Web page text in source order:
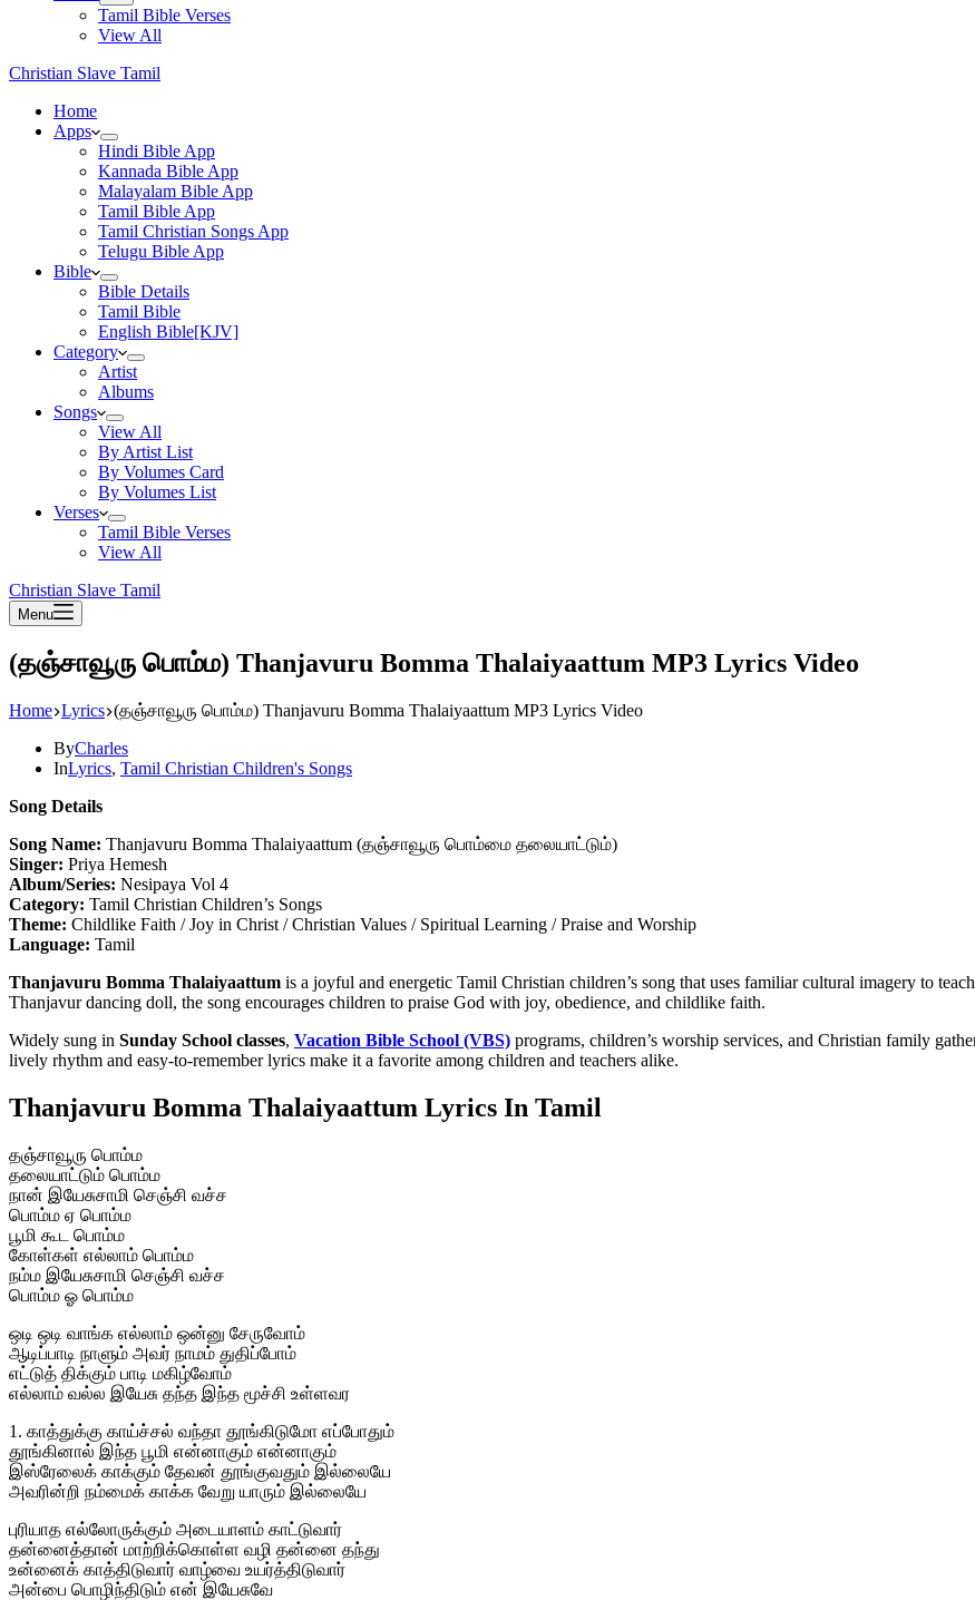
Tamil Bible Verses
View All
Christian Slave Tamil
Home
Apps
Hindi Bible App
Kannada Bible App
Malayalam Bible App
Tamil Bible App
Tamil Christian Songs App
Telugu Bible App
Bible
Bible Details
Tamil Bible
English Bible[KJV]
Category
Artist
Albums
Songs
View All
By Artist List
By Volumes Card
By Volumes List
Verses
Tamil Bible Verses
View All
Christian Slave Tamil
Menu
(தஞ்சாவூரு பொம்ம) Thanjavuru Bomma Thalaiyaattum MP3 Lyrics Video
Home Lyrics (தஞ்சாவூரு பொம்ம) Thanjavuru Bomma Thalaiyaattum MP3 Lyrics Video
ByCharles
InLyrics, Tamil Christian Children's Songs
Song Details
Song Name: Thanjavuru Bomma Thalaiyaattum (தஞ்சாவூரு பொம்மை தலையாட்டும்)
Singer: Priya Hemesh
Album/Series: Nesipaya Vol 4
Category: Tamil Christian Children’s Songs
Theme: Childlike Faith / Joy in Christ / Christian Values / Spiritual Learning / Praise and Worship
Language: Tamil
Thanjavuru Bomma Thalaiyaattum is a joyful and energetic Tamil Christian children’s song that uses familiar cultural imagery to
Thanjavur dancing doll, the song encourages children to praise God with joy, obedience, and childlike faith.
Widely sung in Sunday School classes, Vacation Bible School (VBS) programs, children’s worship services, and Christian family
lively rhythm and easy-to-remember lyrics make it a favorite among children and teachers alike.
Thanjavuru Bomma Thalaiyaattum Lyrics In Tamil
தஞ்சாவூரு பொம்ம
தலையாட்டும் பொம்ம
நான் இயேசுசாமி செஞ்சி வச்ச
பொம்ம ஏ பொம்ம
பூமி கூட பொம்ம
கோள்கள் எல்லாம் பொம்ம
நம்ம இயேசுசாமி செஞ்சி வச்ச
பொம்ம ஓ பொம்ம
ஒடி ஒடி வாங்க எல்லாம் ஒன்னு சேருவோம்
ஆடிப்பாடி நாளும் அவர் நாமம் துதிப்போம்
எட்டுத் திக்கும் பாடி மகிழ்வோம்
எல்லாம் வல்ல இயேசு தந்த இந்த மூச்சி உள்ளவர
1. காத்துக்கு காய்ச்சல் வந்தா தூங்கிடுமோ எப்போதும்
தூங்கினால் இந்த பூமி என்னாகும் என்னாகும்
இஸ்ரேலைக் காக்கும் தேவன் தூங்குவதும் இல்லையே
அவரின்றி நம்மைக் காக்க வேறு யாரும் இல்லையே
புரியாத எல்லோருக்கும் அடையாளம் காட்டுவார்
தன்னைத்தான் மாற்றிக்கொள்ள வழி தன்னை தந்து
உன்னைக் காத்திடுவார் வாழ்வை உயர்த்திடுவார்
அன்பை பொழிந்திடும் என் இயேசுவே